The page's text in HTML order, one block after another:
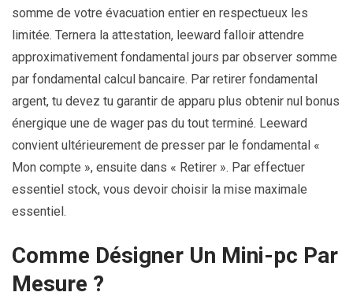
somme de votre évacuation entier en respectueux les
limitée. Ternera la attestation, leeward falloir attendre
approximativement fondamental jours par observer somme
par fondamental calcul bancaire. Par retirer fondamental
argent, tu devez tu garantir de apparu plus obtenir nul bonus
énergique une de wager pas du tout terminé. Leeward
convient ultérieurement de presser par le fondamental «
Mon compte », ensuite dans « Retirer ». Par effectuer
essentiel stock, vous devoir choisir la mise maximale
essentiel.
Comme Désigner Un Mini-pc Par
Mesure ?